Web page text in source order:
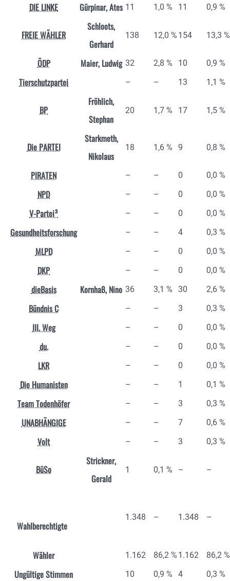
DIE LINKE Gürpinar, Ates 11 1,0 % 11 0,9 %
FREIE WÄHLER
Schloots,
Gerhard
138 12,0 % 154 13,3 %
ÖDP Maier, Ludwig 32 2,8 % 10 0,9 %
Tierschutzpartei – – 13 1,1 %
BP
Fröhlich,
Stephan
20 1,7 % 17 1,5 %
Die PARTEI
Starkmeth,
Nikolaus
18 1,6 % 9 0,8 %
PIRATEN – – 0 0,0 %
NPD – – 0 0,0 %
V-Partei³ – – 0 0,0 %
Gesundheitsforschung – – 4 0,3 %
MLPD – – 0 0,0 %
DKP – – 0 0,0 %
dieBasis Kornhaß, Nino 36 3,1 % 30 2,6 %
Bündnis C – – 3 0,3 %
III. Weg – – 0 0,0 %
du. – – 0 0,0 %
LKR – – 0 0,0 %
Die Humanisten – – 1 0,1 %
Team Todenhöfer – – 3 0,3 %
UNABHÄNGIGE – – 7 0,6 %
Volt – – 3 0,3 %
BüSo
Strickner,
Gerald
1 0,1 % – –
Wahlberechtigte
1.348 – 1.348 –
Wähler 1.162 86,2 % 1.162 86,2 %
Ungültige Stimmen 10 0,9 % 4 0,3 %